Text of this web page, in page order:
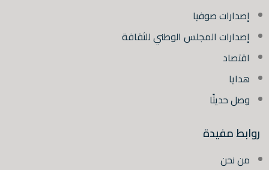
إصدارات صوفيا
إصدارات المجلس الوطني للثقافة
اقتصاد
هدايا
وصل حديثًا
روابط مفيدة
من نحن